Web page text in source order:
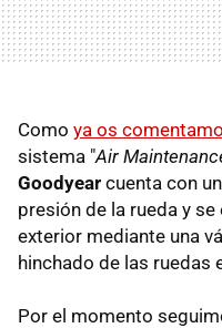
Como ya os
sistema "Air
Goodyear cuenta con
presión de la rueda y
exterior mediante una
hinchado de las ruedas
Por el momento